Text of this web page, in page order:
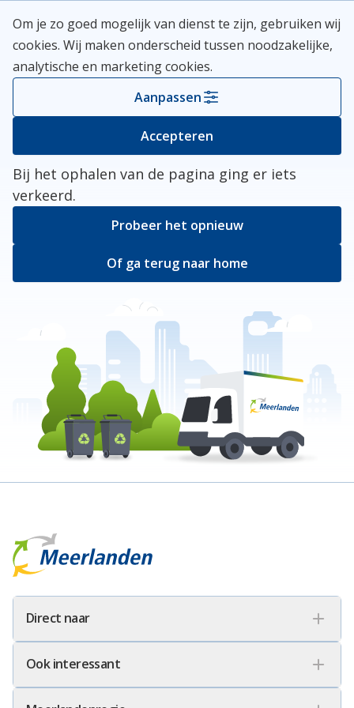
naar
inhoud
Meerlanden Logo
Open
Kies je gemeente
Er ging iets mis
Bij het ophalen van de pagina ging er iets
verkeerd.
Probeer het opnieuw
Of ga terug naar home
Meerlanden Logo
Direct naar
Ook interessant
Om je zo goed mogelijk van dienst te zijn, gebruiken wij
cookies. Wij maken onderscheid tussen noodzakelijke,
analytische en marketing cookies.
Aanpassen
Accepteren